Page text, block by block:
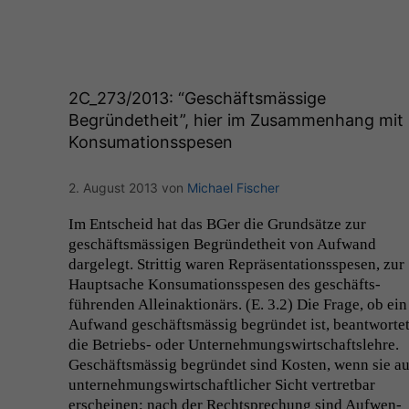
2C_273/2013: “Geschäftsmässige
Begründetheit”, hier im Zusammenhang mit
Konsumationsspesen
2. August 2013 von Michael Fischer
Im Entscheid hat das BGer die Grund­sätze zur
geschäftsmäs­si­gen Begrün­de­theit von Aufwand
dargelegt. Strit­tig waren Repräsen­ta­tion­sspe­sen, zur
Haupt­sache Kon­suma­tion­sspe­sen des geschäfts­
führen­den Alleinak­tionärs. (E. 3.2) Die Frage, ob ein
Aufwand geschäftsmäs­sig begrün­det ist, beant­wortet
die Betriebs- oder Unternehmungswirtschaft­slehre.
Geschäftsmäs­sig begrün­det sind Kosten, wenn sie
unternehmungswirtschaftlich­er Sicht vertret­bar
erscheinen; nach der Recht­sprechung sind Aufwen­